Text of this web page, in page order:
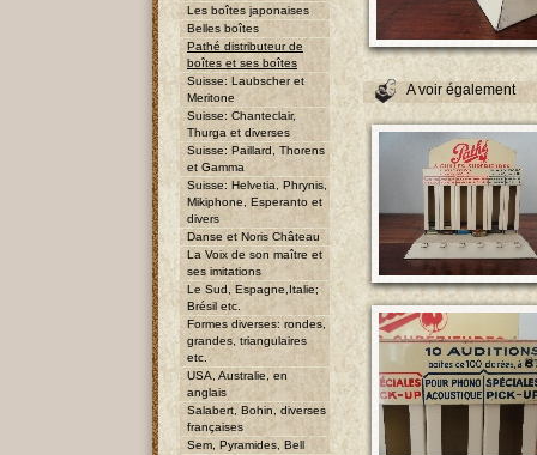
Les boîtes japonaises
Belles boîtes
Pathé distributeur de
boîtes et ses boîtes
Suisse: Laubscher et
Meritone
Suisse: Chanteclair,
Thurga et diverses
Suisse: Paillard, Thorens
et Gamma
Suisse: Helvetia, Phrynis,
Mikiphone, Esperanto et
divers
Danse et Noris Château
La Voix de son maître et
ses imitations
Le Sud, Espagne,Italie;
Brésil etc.
Formes diverses: rondes,
grandes, triangulaires
etc.
USA, Australie, en
anglais
Salabert, Bohin, diverses
françaises
Sem, Pyramides, Bell
A voir également